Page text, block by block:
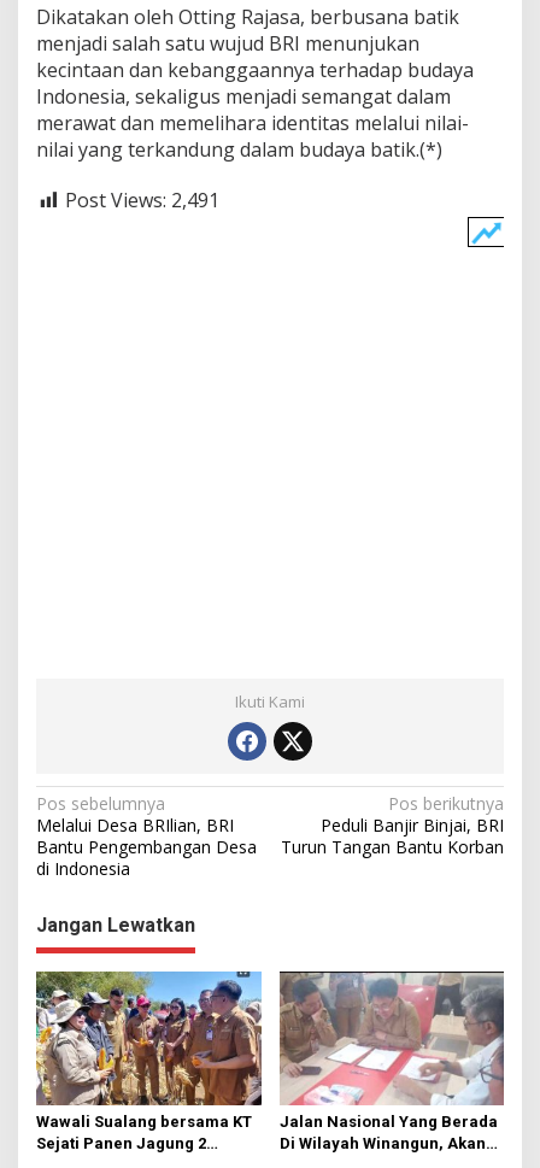
a
a
B
a
n
g
s
Dikatakan oleh Otting Rajasa, berbusana batik
menjadi salah satu wujud BRI menunjukan
kecintaan dan kebanggaannya terhadap budaya
Indonesia, sekaligus menjadi semangat dalam
merawat dan memelihara identitas melalui nilai-
nilai yang terkandung dalam budaya batik.(*)
Post Views: 2,491
Ikuti Kami
N
a
v
i
g
a
s
i
p
o
s
Pos sebelumnya
Melalui Desa BRIlian, BRI
Bantu Pengembangan Desa
di Indonesia
Pos berikutnya
Peduli Banjir Binjai, BRI
Turun Tangan Bantu Korban
Jangan Lewatkan
Wawali Sualang bersama KT
Sejati Panen Jagung 2
Jalan Nasional Yang Berada
Di Wilayah Winangun, Akan